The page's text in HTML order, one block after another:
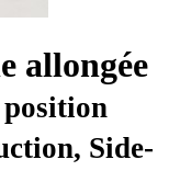
allongée
Side-